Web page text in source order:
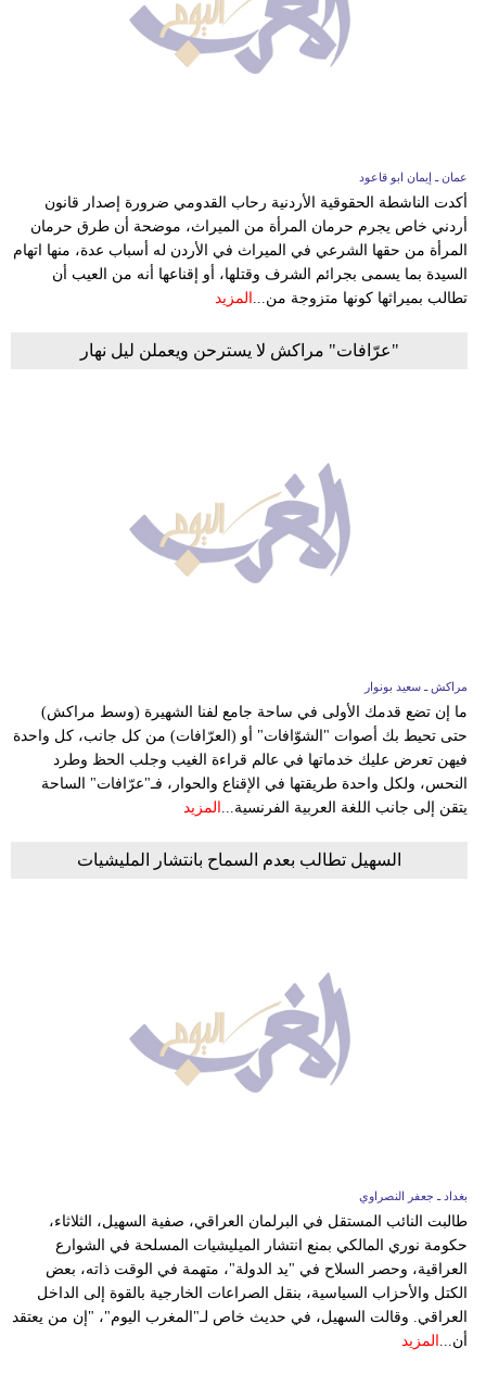
عمان ـ إيمان ابو قاعود
أكدت الناشطة الحقوقية الأردنية رحاب القدومي ضرورة إصدار قانون
أردني خاص يجرم حرمان المرأة من الميراث، موضحة أن طرق حرمان
المرأة من حقها الشرعي في الميراث في الأردن له أسباب عدة، منها اتهام
السيدة بما يسمى بجرائم الشرف وقتلها، أو إقناعها أنه من العيب أن
تطالب بميراثها كونها متزوجة من...
المزيد
"عرّافات" مراكش لا يسترحن ويعملن ليل نهار
مراكش ـ سعيد بونوار
ما إن تضع قدمك الأولى في ساحة جامع لفنا الشهيرة (وسط مراكش)
حتى تحيط بك أصوات "الشوّافات" أو (العرّافات) من كل جانب، كل واحدة
فيهن تعرض عليك خدماتها في عالم قراءة الغيب وجلب الحظ وطرد
النحس، ولكل واحدة طريقتها في الإقناع والحوار، فـ"عرّافات" الساحة
يتقن إلى جانب اللغة العربية الفرنسية... المزيد
السهيل تطالب بعدم السماح بانتشار المليشيات
بغداد ـ جعفر النصراوي
طالبت النائب المستقل في البرلمان العراقي، صفية السهيل، الثلاثاء،
حكومة نوري المالكي بمنع انتشار الميليشيات المسلحة في الشوارع
العراقية، وحصر السلاح في "يد الدولة"، متهمة في الوقت ذاته، بعض
الكتل والأحزاب السياسية، بنقل الصراعات الخارجية بالقوة إلى الداخل
العراقي. وقالت السهيل، في حديث خاص لـ"المغرب اليوم"، "إن من يعتقد
أن... المزيد